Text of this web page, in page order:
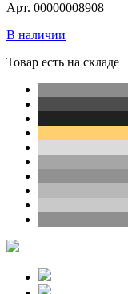
Арт. 00000008908
В наличии
Товар есть на складе